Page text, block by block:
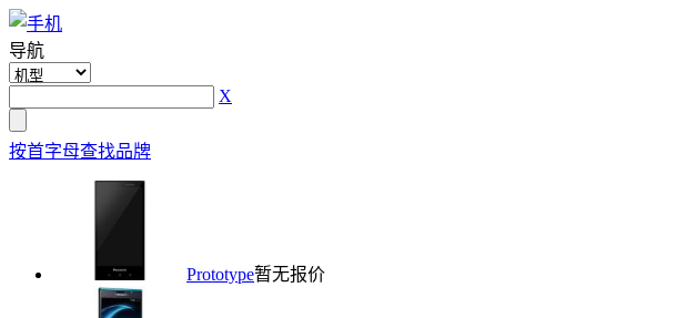
导航
X
按首字母查找品牌
Prototype暂无报价